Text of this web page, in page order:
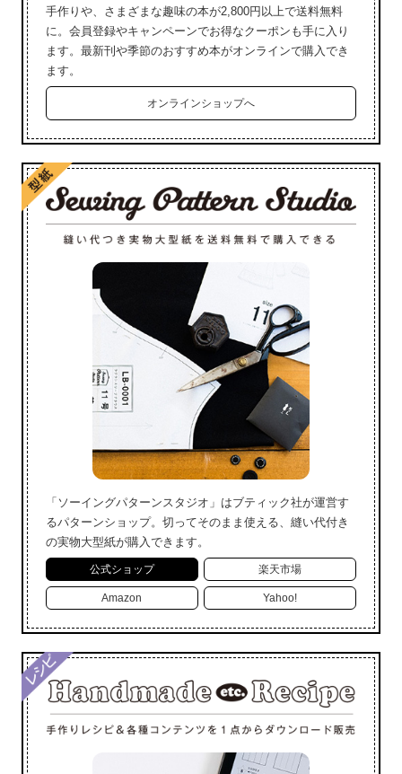
手作りや、さまざまな趣味の本が2,800円以上で送料無料
に。会員登録やキャンペーンでお得なクーポンも手に入り
ます。最新刊や季節のおすすめ本がオンラインで購入でき
ます。
オンラインショップへ
「ソーイングパターンスタジオ」はブティック社が運営す
るパターンショップ。切ってそのまま使える、縫い代付き
の実物大型紙が購入できます。
公式ショップ 楽天市場
Amazon Yahoo!